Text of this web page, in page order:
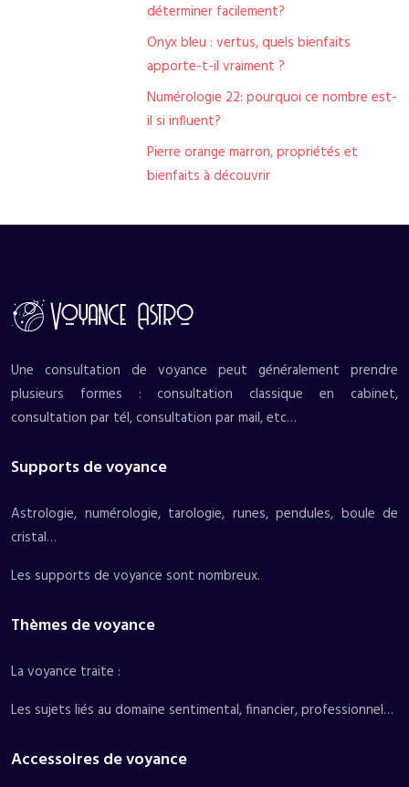
déterminer facilement?
Onyx bleu : vertus, quels bienfaits
apporte-t-il vraiment ?
Numérologie 22: pourquoi ce nombre est-
il si influent?
Pierre orange marron, propriétés et
bienfaits à découvrir
Une consultation de voyance peut généralement prendre
plusieurs formes : consultation classique en cabinet,
consultation par tél, consultation par mail, etc…
Supports de voyance
Astrologie, numérologie, tarologie, runes, pendules, boule de
cristal…
Les supports de voyance sont nombreux.
Thèmes de voyance
La voyance traite :
Les sujets liés au domaine sentimental, financier, professionnel…
Accessoires de voyance